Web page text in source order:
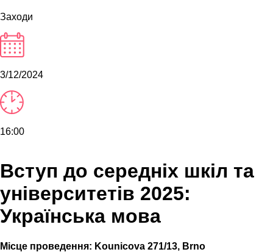
Заходи
3/12/2024
16:00
Вступ до середніх шкіл та
університетів 2025:
Українська мова
Місце проведення: Kounicova 271/13, Brno